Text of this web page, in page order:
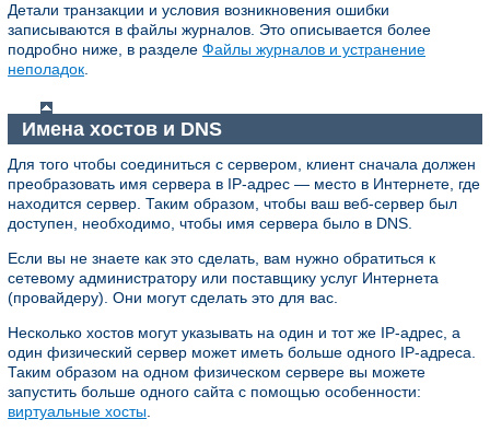
Детали транзакции и условия возникновения ошибки
записываются в файлы журналов. Это описывается более
подробно ниже, в разделе Файлы журналов и устранение
неполадок
Имена хостов и DNS
Для того чтобы соединиться с сервером, клиент сначала должен
преобразовать имя сервера в IP-адрес — место в Интернете, где
находится сервер. Таким образом, чтобы ваш веб-сервер был
доступен, необходимо, чтобы имя сервера было в DNS.
Если вы не знаете как это сделать, вам нужно обратиться к
сетевому администратору или поставщику услуг Интернета
(провайдеру). Они могут сделать это для вас.
Несколько хостов могут указывать на один и тот же IP-адрес, а
один физический сервер может иметь больше одного IP-адреса.
Таким образом на одном физическом сервере вы можете
запустить больше одного сайта с помощью особенности:
виртуальные хосты.